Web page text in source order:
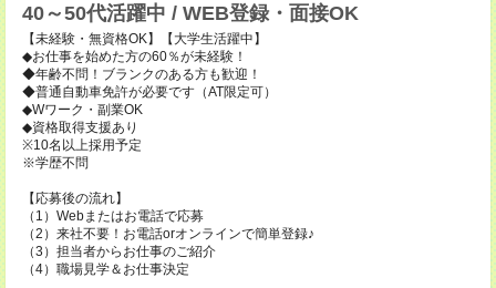
40～50代活躍中 / WEB登録・面接OK
【未経験・無資格OK】【大学生活躍中】
◆お仕事を始めた方の60％が未経験！
◆年齢不問！ブランクのある方も歓迎！
◆普通自動車免許が必要です（AT限定可）
◆Wワーク・副業OK
◆資格取得支援あり
※10名以上採用予定
※学歴不問
【応募後の流れ】
（1）Webまたはお電話で応募
（2）来社不要！お電話orオンラインで簡単登録♪
（3）担当者からお仕事のご紹介
（4）職場見学＆お仕事決定